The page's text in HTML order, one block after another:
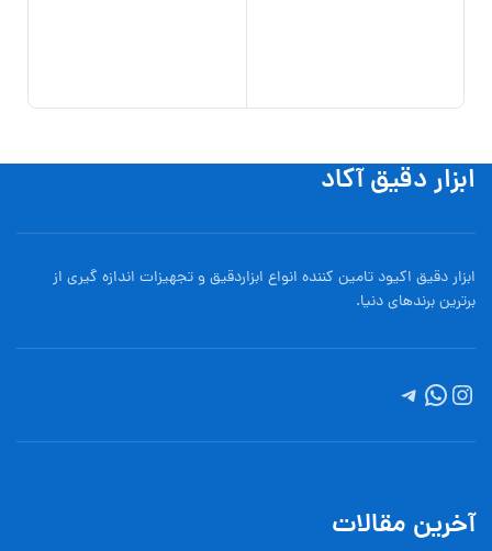
ابزار دقیق آکاد
ابزار دقیق اکیود تامین کننده انواع ابزاردقيق و تجهيزات اندازه گیری از
برترین برندهای دنیا.
آخرین مقالات